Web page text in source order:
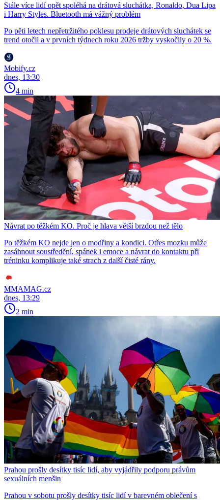
Stále více lidí opět spoléhá na drátová sluchátka, Ronaldo, Dua Lipa
i Harry Styles. Bluetooth má vážný problém
Po pěti letech nepřetržitého poklesu prodeje drátových sluchátek se
trend otočil a v prvních týdnech roku 2026 tržby vyskočily o 20 %.
Mobify.cz
dnes, 13:30
4 min
Návrat po těžkém KO. Proč je hlava větší brzdou než tělo
Po těžkém KO nejde jen o modřiny a kondici. Otřes mozku může
zasáhnout soustředění, spánek i emoce a návrat do kontaktu při
tréninku komplikuje také strach z další čisté rány.
MMAMAG.cz
dnes, 13:29
2 min
Prahou prošly desítky tisíc lidí, aby vyjádřily podporu právům
sexuálních menšin
Prahou v sobotu prošly desítky tisíc lidí v barevném oblečení s